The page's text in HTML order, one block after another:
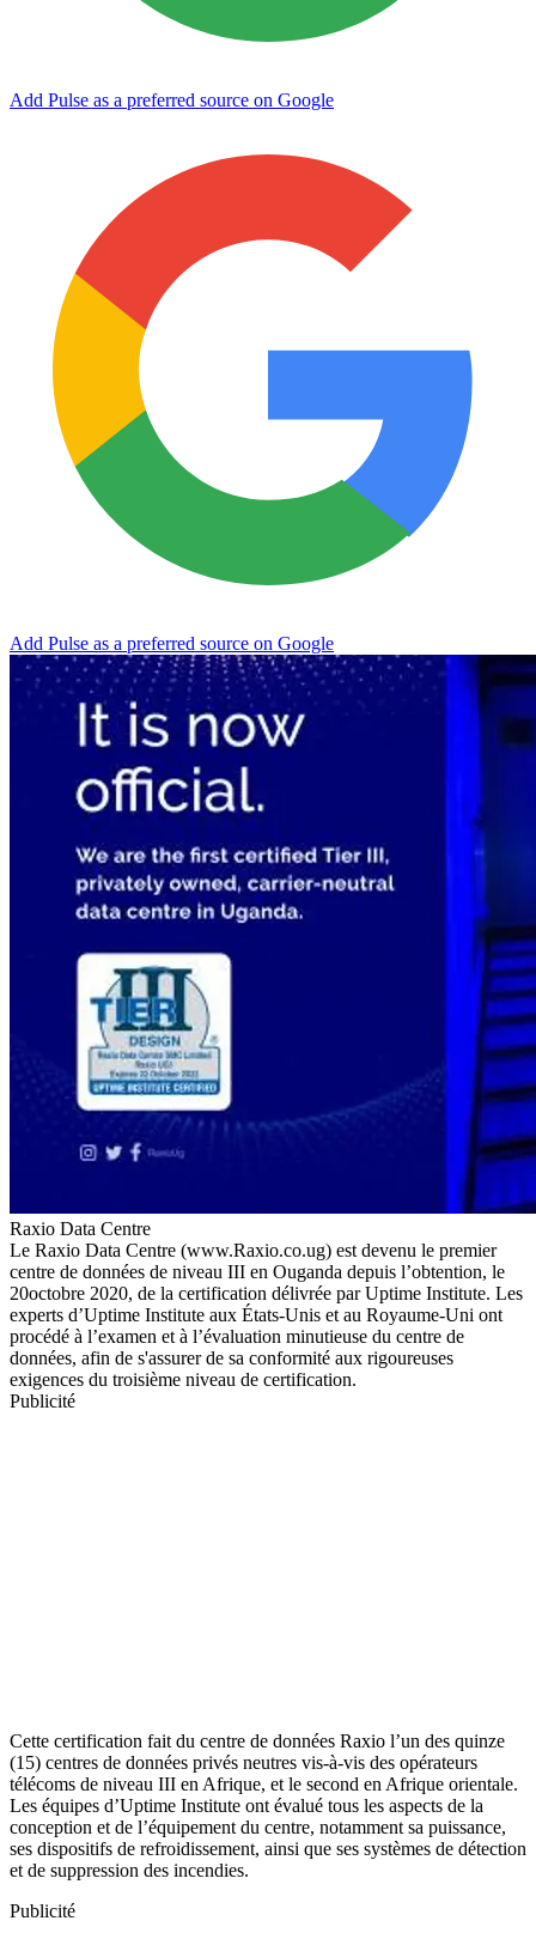
Add Pulse as a preferred source on Google
Add Pulse as a preferred source on Google
Raxio Data Centre
Le Raxio Data Centre (www.Raxio.co.ug) est devenu le premier
centre de données de niveau III en Ouganda depuis l’obtention, le
20octobre 2020, de la certification délivrée par Uptime Institute. Les
experts d’Uptime Institute aux États-Unis et au Royaume-Uni ont
procédé à l’examen et à l’évaluation minutieuse du centre de
données, afin de s'assurer de sa conformité aux rigoureuses
exigences du troisième niveau de certification.
Publicité
Cette certification fait du centre de données Raxio l’un des quinze
(15) centres de données privés neutres vis-à-vis des opérateurs
télécoms de niveau III en Afrique, et le second en Afrique orientale.
Les équipes d’Uptime Institute ont évalué tous les aspects de la
conception et de l’équipement du centre, notamment sa puissance,
ses dispositifs de refroidissement, ainsi que ses systèmes de détection
et de suppression des incendies.
Publicité